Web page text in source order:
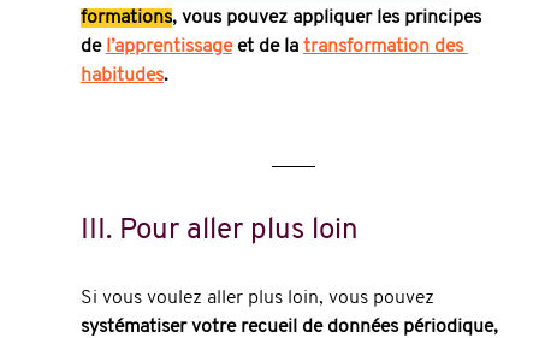
formations, vous pouvez appliquer les principes
de l’apprentissage et de la transformation des
habitudes.
III. Pour aller plus loin
Si vous voulez aller plus loin, vous pouvez
systématiser votre recueil de données périodique,